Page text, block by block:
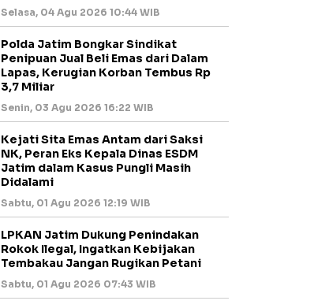
Selasa, 04 Agu 2026 10:44 WIB
Polda Jatim Bongkar Sindikat
Penipuan Jual Beli Emas dari Dalam
Lapas, Kerugian Korban Tembus Rp
3,7 Miliar
Senin, 03 Agu 2026 16:22 WIB
Kejati Sita Emas Antam dari Saksi
NK, Peran Eks Kepala Dinas ESDM
Jatim dalam Kasus Pungli Masih
Didalami
Sabtu, 01 Agu 2026 12:19 WIB
LPKAN Jatim Dukung Penindakan
Rokok Ilegal, Ingatkan Kebijakan
Tembakau Jangan Rugikan Petani
Sabtu, 01 Agu 2026 07:43 WIB